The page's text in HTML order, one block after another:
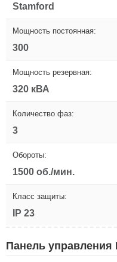
Stamford
Мощность постоянная:
300
Мощность резервная:
320 кВА
Количество фаз:
3
Обороты:
1500 об./мин.
Класс защиты:
IP 23
Панель управления